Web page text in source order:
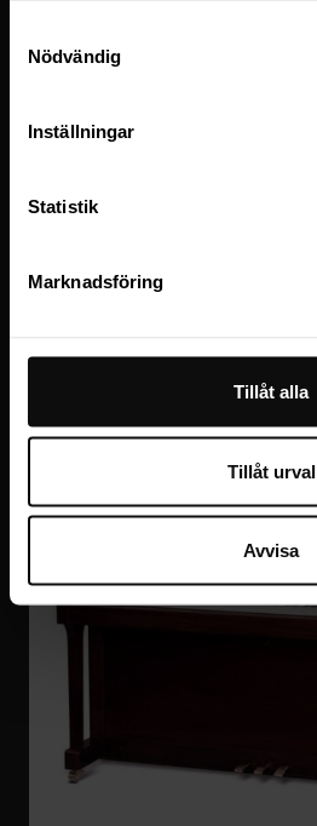
Nödvändig
Inställningar
Statistik
Marknadsföring
Tillåt alla
Tillåt urval
Avvisa